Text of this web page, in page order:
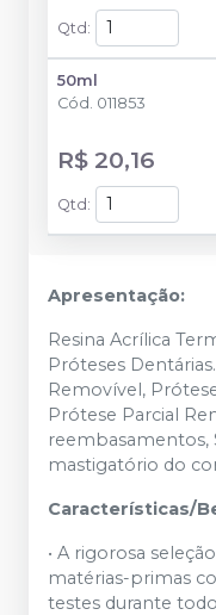
Qtd :
50ml
Cód. 011853
R$ 20,16
Qtd :
Apresentação:
Resina Acrílica
Próteses
Removível,
Prótese Parcial
reembasamentos,
mastigatório do
Características/
• A rigorosa
matérias-primas
testes durante